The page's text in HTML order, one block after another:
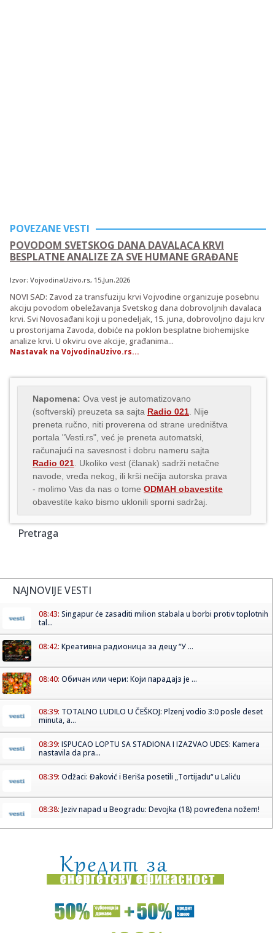
POVEZANE VESTI
POVODOM SVETSKOG DANA DAVALACA KRVI
BESPLATNE ANALIZE ZA SVE HUMANE GRAĐANE
Izvor: VojvodinaUzivo.rs, 15.Jun.2026
NOVI SAD: Zavod za transfuziju krvi Vojvodine organizuje posebnu
akciju povodom obeležavanja Svetskog dana dobrovoljnih davalaca
krvi. Svi Novosađani koji u ponedeljak, 15. juna, dobrovoljno daju krv
u prostorijama Zavoda, dobiće na poklon besplatne biohemijske
analize krvi. U okviru ove akcije, građanima...
Nastavak na VojvodinaUzivo.rs...
Napomena: Ova vest je automatizovano
(softverski) preuzeta sa sajta Radio 021 . Nije
preneta ručno, niti proverena od strane uredništva
portala "Vesti.rs", već je preneta automatski,
računajući na savesnost i dobru nameru sajta
Radio 021 . Ukoliko vest (članak) sadrži netačne
navode, vređa nekog, ili krši nečija autorska prava
- molimo Vas da nas o tome ODMAH obavestite
obavestite kako bismo uklonili sporni sadržaj.
Pretraga
NAJNOVIJE VESTI
08:43: Singapur će zasaditi milion stabala u borbi protiv toplotnih
tal...
08:42: Креативна радионица за децу “У ...
08:40: Обичан или чери: Који парадајз је ...
08:39: TOTALNO LUDILO U ČEŠKOJ: Plzenj vodio 3:0 posle deset
minuta, a...
08:39: ISPUCAO LOPTU SA STADIONA I IZAZVAO UDES: Kamera
nastavila da pra...
08:39: Odžaci: Đaković i Beriša posetili „Tortijadu“ u Laliću
08:38: Jeziv napad u Beogradu: Devojka (18) povređena nožem!
08:37:Leto se ne predaje, i narednih dana sunčano i veoma toplo
08:35:On je zvanično najbolji mladi trubač u Guči: "Nastaviću da